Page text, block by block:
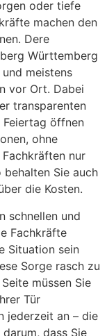
oder tiefe
machen den
Dere
Württemberg
meistens
vor Ort. Dabei
transparenten
öffnen
ohne
nur
Sie auch
die Kosten.
schnellen und
Fachkräfte
Situation sein
Sorge rasch zu
müssen Sie
Tür
jederzeit an – die
dass Sie